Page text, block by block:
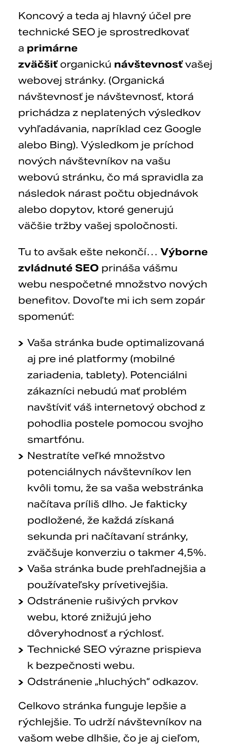
Koncový a teda aj hlavný účel pre
technické SEO je sprostredkovať
a primárne
zväčšiť organickú návštevnosťvašej
webovej stránky. (Organická
návštevnosť je návštevnosť, ktorá
prichádza z neplatených výsledkov
vyhľadávania, napríklad cez Google
alebo Bing). Výsledkom je príchod
nových návštevníkov na vašu
webovú stránku, čo má spravidla za
následok nárast počtu objednávok
alebo dopytov, ktoré generujú
väčšie tržby vašej spoločnosti.
Tu to avšak ešte nekončí… Výborne
zvládnuté SEO prináša vášmu
webu nespočetné množstvo nových
benefitov. Dovoľte mi ich sem zopár
spomenúť:
Vaša stránka bude optimalizovaná
aj pre iné platformy (mobilné
zariadenia, tablety). Potenciálni
zákazníci nebudú mať problém
navštíviť váš internetový obchod z
pohodlia postele pomocou svojho
smartfónu.
Nestratíte veľké množstvo
potenciálnych návštevníkov len
kvôli tomu, že sa vaša webstránka
načítava príliš dlho. Je fakticky
podložené, že každá získaná
sekunda pri načítavaní stránky,
zväčšuje konverziu o takmer 4,5%.
Vaša stránka bude prehľadnejšia a
používateľsky prívetivejšia.
Odstránenie rušivých prvkov
webu, ktoré znižujú jeho
dôveryhodnosť a rýchlosť.
Technické SEO výrazne prispieva
k bezpečnosti webu.
Odstránenie „hluchých“ odkazov.
Celkovo stránka funguje lepšie a
rýchlejšie. To udrží návštevníkov na
vašom webe dlhšie, čo je aj cieľom,